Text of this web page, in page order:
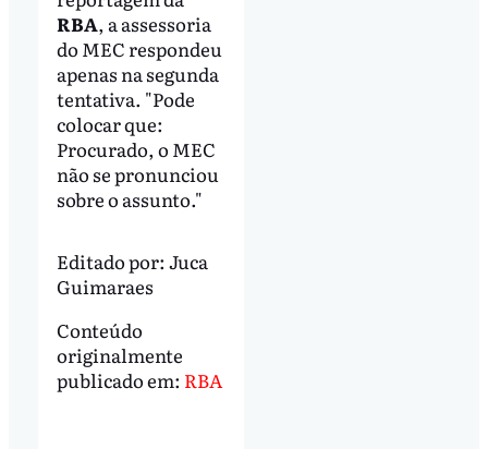
RBA, a assessoria
do MEC respondeu
apenas na segunda
tentativa. "Pode
colocar que:
Procurado, o MEC
não se pronunciou
sobre o assunto."
Editado por: Juca
Guimaraes
Conteúdo
originalmente
publicado em: RBA